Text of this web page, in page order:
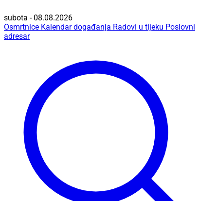
subota - 08.08.2026
Osmrtnice Kalendar događanja Radovi u tijeku Poslovni
adresar